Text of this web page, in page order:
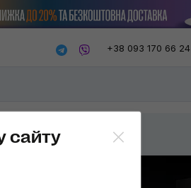
+38 093 170 66 24
сайту